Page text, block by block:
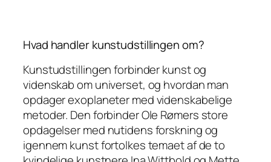
Hvad handler kunstudstillingen om?
Kunstudstillingen forbinder kunst og
videnskab om universet, og hvordan man
opdager exoplaneter med videnskabelige
metoder. Den forbinder Ole Rømers store
opdagelser med nutidens forskning og
igennem kunst fortolkes temaet af de to